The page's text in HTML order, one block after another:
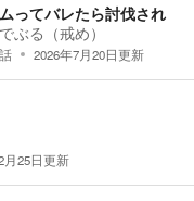
ってバレたら討伐され
ぶる（戒め）
話 2026年7月20日更新
月25日更新